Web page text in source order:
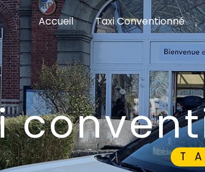
Accueil Taxi Conventionné